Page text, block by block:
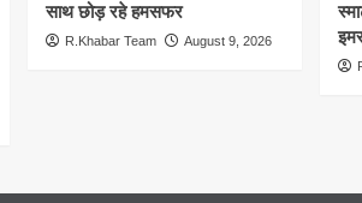
साथ छोड़ रहे हमसफर
R.Khabar Team August 9, 2026